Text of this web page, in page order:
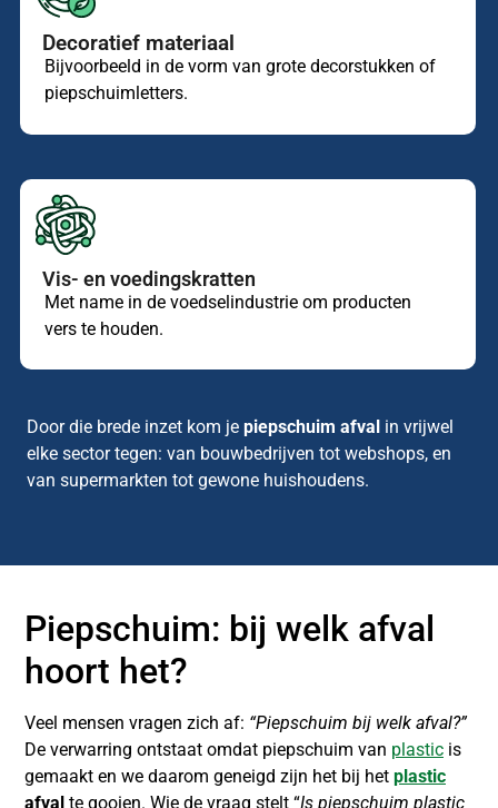
Decoratief materiaal
Bijvoorbeeld in de vorm van grote decorstukken of
piepschuimletters.
Vis- en voedingskratten
Met name in de voedselindustrie om producten
vers te houden.
Door die brede inzet kom je piepschuim afval in vrijwel
elke sector tegen: van bouwbedrijven tot webshops, en
van supermarkten tot gewone huishoudens.
Piepschuim: bij welk afval
hoort het?
Veel mensen vragen zich af: “Piepschuim bij welk afval?”
De verwarring ontstaat omdat piepschuim van plastic is
gemaakt en we daarom geneigd zijn het bij het plastic
afval te gooien. Wie de vraag stelt “Is piepschuim plastic